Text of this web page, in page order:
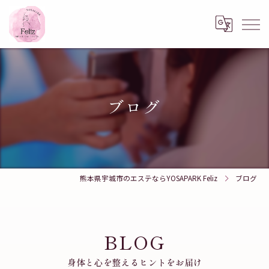
ブログ
熊本県宇城市のエステならYOSAPARK Feliz ブログ
BLOG
身体と心を整えるヒントをお届け